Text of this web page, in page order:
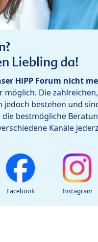
Liebling da!
HiPP Forum nicht
Die zahlreichen,
jedoch bestehen und
bestmögliche
Kanäle
Facebook Instagram